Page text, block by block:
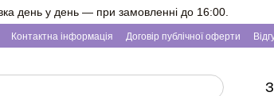
день у день — при замовленні до 16:00.
Контактна інформація Договір публічної оферти